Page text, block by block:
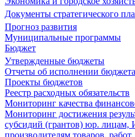
Документы стратегического
Прогноз развития
Муниципальные программы
Бюджет
Утвержденные бюджеты
Отчеты об исполнении бюджета
Проекты бюджетов
Реестр расходных обязательств
Мониторинг качества
Мониторинг достижения
субсидий (грантов) юр.
производителям товаров, работ,